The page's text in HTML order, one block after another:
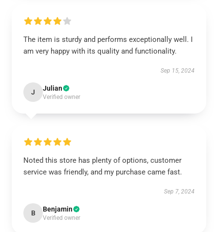
The item is sturdy and performs exceptionally well. I
am very happy with its quality and functionality.
Sep 15, 2024
J Julian
Verified owner
Noted this store has plenty of options, customer
service was friendly, and my purchase came fast.
Sep 7, 2024
B Benjamin
Verified owner